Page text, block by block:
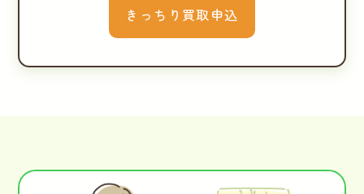
きっちり買取申込